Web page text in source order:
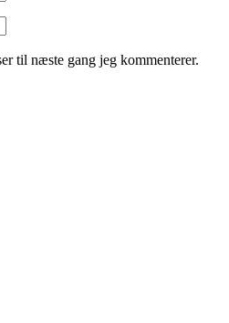
til næste gang jeg kommenterer.